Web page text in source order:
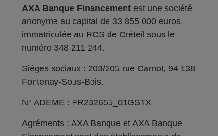
AXA Banque Financement est une société
anonyme au capital de 33 855 000 euros,
immatriculée au RCS de Créteil sous le
numéro 348 211 244.
Sièges sociaux : 203/205 rue Carnot, 94 138
Fontenay-Sous-Bois.
N° ADEME : FR232655_01GSTX
Agréments : AXA Banque et AXA Banque